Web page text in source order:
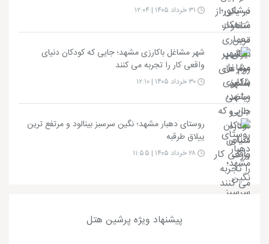
شهر مشاغل باکارزی مشهد؛ جایی که کودکان دنیای
واقعی کار را تجربه می کنند
روستای دهبار مشهد؛ نگین سرسبز بینالود و مرتفع ترین
ییلاق طرقبه
پیشنهاد ویژه پرشین هتل